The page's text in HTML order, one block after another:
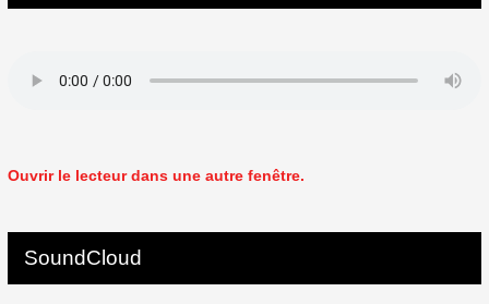
Ouvrir le lecteur dans une autre fenêtre.
SoundCloud